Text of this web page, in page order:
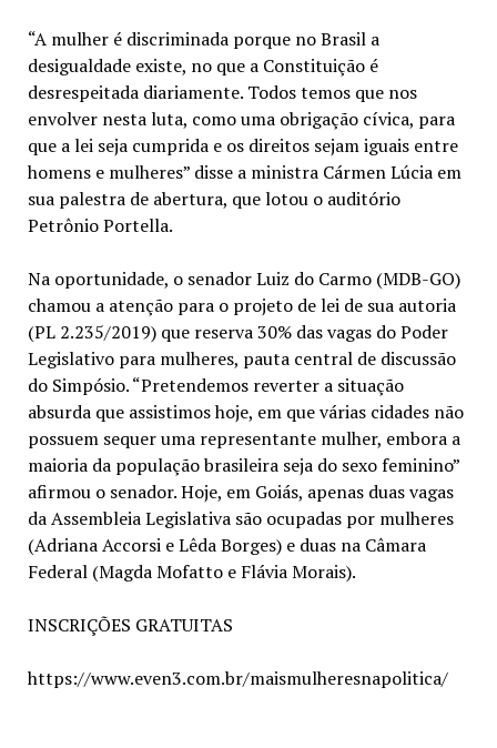
“A mulher é discriminada porque no Brasil a
desigualdade existe, no que a Constituição é
desrespeitada diariamente. Todos temos que nos
envolver nesta luta, como uma obrigação cívica, para
que a lei seja cumprida e os direitos sejam iguais entre
homens e mulheres” disse a ministra Cármen Lúcia em
sua palestra de abertura, que lotou o auditório
Petrônio Portella.
Na oportunidade, o senador Luiz do Carmo (MDB-GO)
chamou a atenção para o projeto de lei de sua autoria
(PL 2.235/2019) que reserva 30% das vagas do Poder
Legislativo para mulheres, pauta central de discussão
do Simpósio. “Pretendemos reverter a situação
absurda que assistimos hoje, em que várias cidades não
possuem sequer uma representante mulher, embora a
maioria da população brasileira seja do sexo feminino”
afirmou o senador. Hoje, em Goiás, apenas duas vagas
da Assembleia Legislativa são ocupadas por mulheres
(Adriana Accorsi e Lêda Borges) e duas na Câmara
Federal (Magda Mofatto e Flávia Morais).
INSCRIÇÕES GRATUITAS
https://www.even3.com.br/maismulheresnapolitica/